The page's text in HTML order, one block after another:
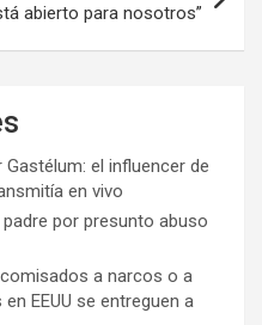
abierto para nosotros”
el influencer de
en vivo
por presunto abuso
a narcos o a
EEUU se entreguen a